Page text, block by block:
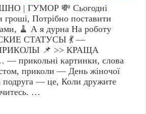
| ГУМОР 💸 Сьогодні
Потрібно поставити
🧹 А я дурна На роботу
СТАТУСЫ 💃 —
📌 >> КРАЩА
картинки, слова
приколи — День жіночої
— це, Коли дружите
…